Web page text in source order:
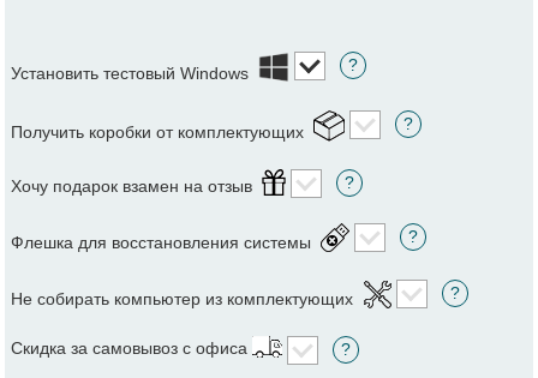
Установить тестовый Windows ?
Получить коробки от комплектующих ?
Хочу подарок взамен на отзыв ?
Флешка для восстановления системы ?
Не собирать компьютер из комплектующих ?
Скидка за самовывоз с офиса ?